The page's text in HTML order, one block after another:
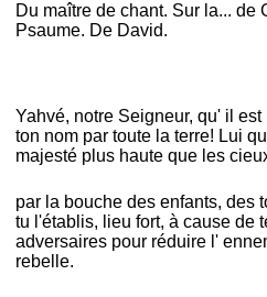
Du maître de chant. Sur la... de
Psaume. De David.
Yahvé, notre Seigneur, qu' il est
ton nom par toute la terre! Lui
majesté plus haute que les
par la bouche des enfants, des
tu l'établis, lieu fort, à cause de
adversaires pour réduire l'
rebelle.